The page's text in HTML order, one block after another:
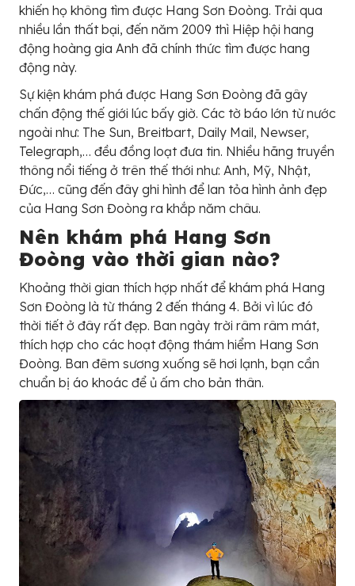
khiến họ không tìm được Hang Sơn Đoòng. Trải qua
nhiều lần thất bại, đến năm 2009 thì Hiệp hội hang
động hoàng gia Anh đã chính thức tìm được hang
động này.
Sự kiện khám phá được Hang Sơn Đoòng đã gây
chấn động thế giới lúc bấy giờ. Các tờ báo lớn từ nước
ngoài như: The Sun, Breitbart, Daily Mail, Newser,
Telegraph,… đều đồng loạt đưa tin. Nhiều hãng truyền
thông nổi tiếng ở trên thế thới như: Anh, Mỹ, Nhật,
Đức,… cũng đến đây ghi hình để lan tỏa hình ảnh đẹp
của Hang Sơn Đoòng ra khắp năm châu.
Nên khám phá Hang Sơn
Đoòng vào thời gian nào?
Khoảng thời gian thích hợp nhất để khám phá Hang
Sơn Đoòng là từ tháng 2 đến tháng 4. Bởi vì lúc đó
thời tiết ở đây rất đẹp. Ban ngày trời râm râm mát,
thích hợp cho các hoạt động thám hiểm Hang Sơn
Đoòng. Ban đêm sương xuống sẽ hơi lạnh, bạn cần
chuẩn bị áo khoác để ủ ấm cho bản thân.